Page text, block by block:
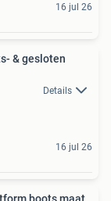
16 jul 26
& gesloten
Details
16 jul 26